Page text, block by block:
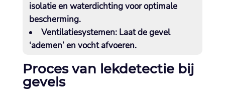
isolatie en waterdichting voor optimale
bescherming.​
Ventilatiesystemen:Laat de gevel
‘ademen’ en vocht afvoeren.​
Proces van lekdetectie bij
gevels